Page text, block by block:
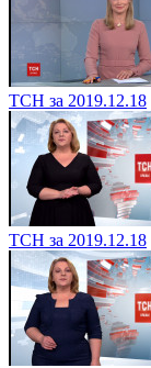
ТСН за 2019.12.18
ТСН за 2019.12.18